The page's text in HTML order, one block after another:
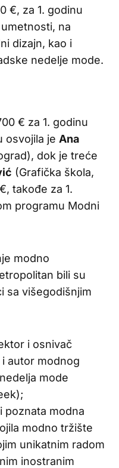
€, za 1. godinu
na
dizajn, kao i
nedelje mode.
€ za 1. godinu
osvojila je Ana
dok je treće
(Grafička škola,
takođe za 1.
programu Modni
modno
bili su
sa višegodišnjim
i osnivač
autor modnog
mode
poznata modna
modno tržište
unikatnim radom
inostranim